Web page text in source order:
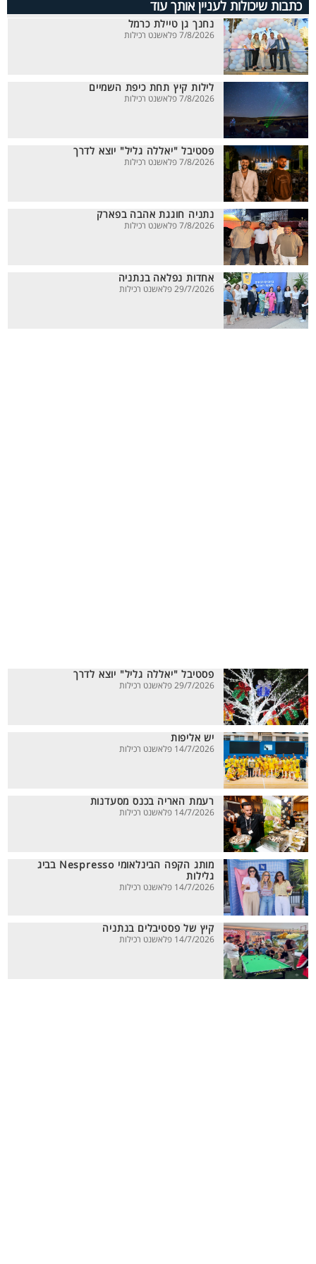
כתבות שיכולות לעניין אותך עוד
נחנך גן טיילת כרמל
7/8/2026 פלאשנט רכילות
לילות קיץ תחת כיפת השמיים
7/8/2026 פלאשנט רכילות
פסטיבל "יאללה גליל" יוצא לדרך
7/8/2026 פלאשנט רכילות
נתניה חוגגת אהבה בפארק
7/8/2026 פלאשנט רכילות
אחדות נפלאה בנתניה
29/7/2026 פלאשנט רכילות
פסטיבל "יאללה גליל" יוצא לדרך
29/7/2026 פלאשנט רכילות
יש אליפות
14/7/2026 פלאשנט רכילות
רעמת האריה בכנס מסעדנות
14/7/2026 פלאשנט רכילות
מותג הקפה הבינלאומי Nespresso בביג
גלילות
14/7/2026 פלאשנט רכילות
קיץ של פסטיבלים בנתניה
14/7/2026 פלאשנט רכילות